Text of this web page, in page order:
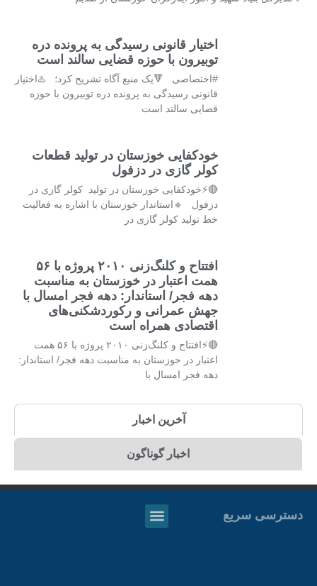
اختیار قانونی رسیدگی به پرونده دره
توبیرون با حوزه قضایی سالند است
#اختصاصی 🔻یک منبع آگاه تشریح کرد؛ ♨️اختیار
قانونی رسیدگی به پرونده دره توبیرون با حوزه
قضایی سالند است
خودکفایی خوزستان در تولید قطعات
کولر گازی در دزفول
🔴⚡خودکفایی خوزستان در تولید کولر گازی در
دزفول 🔹استاندار خوزستان با اشاره به فعالیت
خط تولید کولر گازی در
افتتاح و کلنگ‌زنی ۲۰۱۰ پروژه با ۵۶
همت اعتبار در خوزستان به مناسبت
دهه فجر/ استاندار: دهه فجر امسال با
جهش عمرانی و رکوردشکنی‌های
اقتصادی همراه است
🔴⚡افتتاح و کلنگ‌زنی ۲۰۱۰ پروژه با ۵۶ همت
اعتبار در خوزستان به مناسبت دهه فجر/ استاندار:
دهه فجر امسال با
آخرین اخبار
اخبار گوناگون
دسترسی سریع